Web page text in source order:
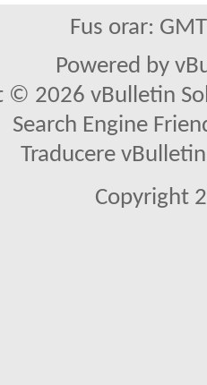
Fus orar:
Powered by
© 2026 vBulletin
Search Engine
Traducere
Copyright